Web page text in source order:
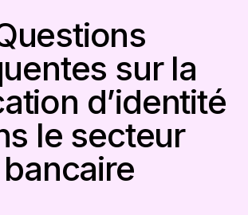
sur la
d’identité
le secteur
bancaire